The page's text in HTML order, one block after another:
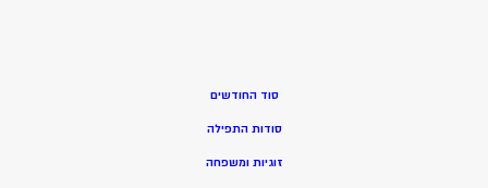
סוד החודשים
סודות התפילה
זוגיות ומשפחה